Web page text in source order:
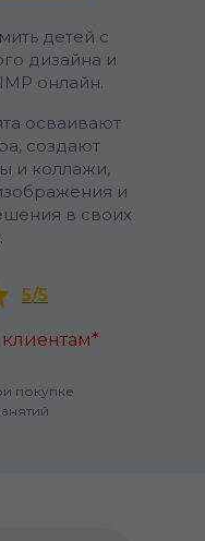
детей с
дизайна и
онлайн.
осваивают
создают
и коллажи,
и
в своих
покупке
5/5